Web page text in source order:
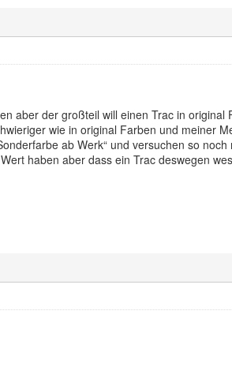
aber der großteil will einen Trac in
wie in original Farben und meiner
ab Werk“ und versuchen so
haben aber dass ein Trac deswegen